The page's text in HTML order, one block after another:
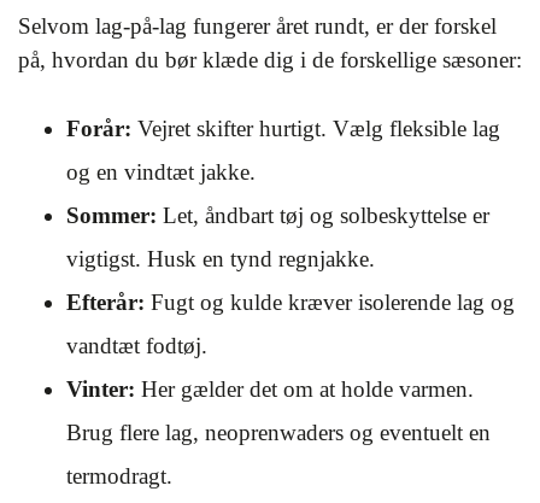
Selvom lag-på-lag fungerer året rundt, er der forskel
på, hvordan du bør klæde dig i de forskellige sæsoner:
Forår: Vejret skifter hurtigt. Vælg fleksible lag
og en vindtæt jakke.
Sommer: Let, åndbart tøj og solbeskyttelse er
vigtigst. Husk en tynd regnjakke.
Efterår: Fugt og kulde kræver isolerende lag og
vandtæt fodtøj.
Vinter: Her gælder det om at holde varmen.
Brug flere lag, neoprenwaders og eventuelt en
termodragt.